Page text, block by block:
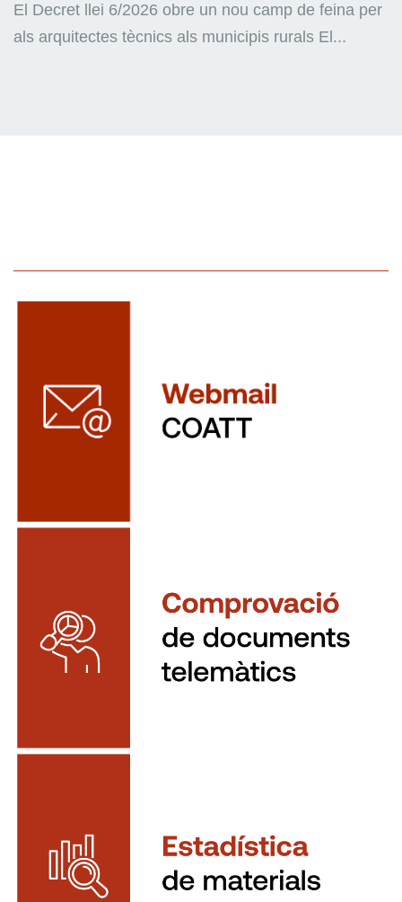
El Decret llei 6/2026 obre un nou camp de feina per
als arquitectes tècnics als municipis rurals El...